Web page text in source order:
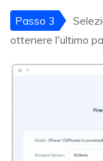
Passo 3
ottenere l'ultimo